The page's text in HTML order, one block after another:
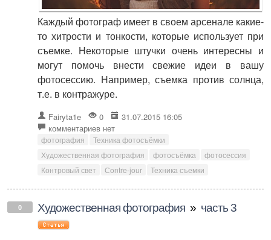
Каждый фотограф имеет в своем арсенале какие-
то хитрости и тонкости, которые использует при
съемке. Некоторые штучки очень интересны и
могут помочь внести свежие идеи в вашу
фотосессию. Например, съемка против солнца,
т.е. в контражуре.
Fairyta1e 0
31.07.2015 16:05
комментариев нет
фотография
Техника фотосъёмки
Художественная фотография
фотосъёмка
фотосессия
Контровый свет
Сontre-jour Техника съемки
0 Художественная фотография » часть 3